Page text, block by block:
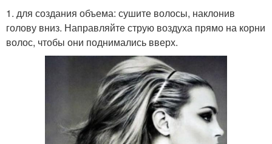
1. для создания объема: сушите волосы, наклонив
голову вниз. Направляйте струю воздуха прямо на корни
волос, чтобы они поднимались вверх.